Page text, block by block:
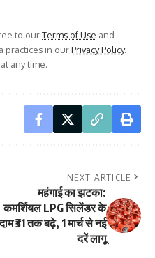
to ourTerms of Use and
practices in ourPrivacy Policy.
any time.
NEXT ARTICLE
महंगाई का झटका:
कमर्शियल LPG सिलेंडर के
दाम ₹31 तक बढ़े, 1 मार्च से नई
दरें लागू